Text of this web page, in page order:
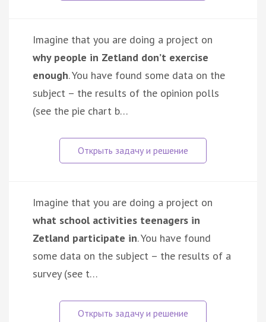
Imagine that you are doing a project on
why people in Zetland don’t exercise
enough. You have found some data on the
subject – the results of the opinion polls
(see the pie chart b…
Imagine that you are doing a project on
what school activities teenagers in
Zetland participate in. You have found
some data on the subject – the results of a
survey (see t…